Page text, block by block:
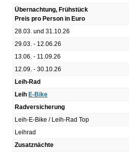
Übernachtung, Frühstück
Preis pro Person in Euro
28.03. und 31.10.26
29.03. - 12.06.26
13.06. - 11.09.26
12.09. - 30.10.26
Leih-Rad
Leih E-Bike
Radversicherung
Leih-E-Bike / Leih-Rad Top
Leihrad
Zusatznächte